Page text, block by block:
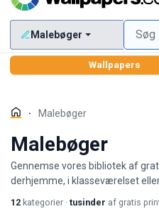
Malebøger
Wallpapers
Malebøger
Malebøger
Gennemse vores bibliotek af
derhjemme, i klasseværelset
12 kategorier · tusinder af gratis